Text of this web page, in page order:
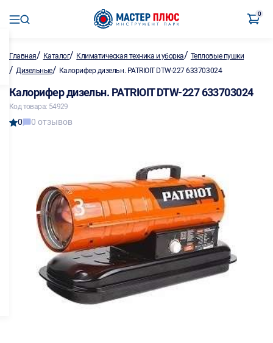
0
Главная/ Каталог/ Климатическая техника и уборка/ Тепловые пушки
/ Дизельные/ Калорифер дизельн. PATRIOIT DTW-227 633703024
Калорифер дизельн. PATRIOIT DTW-227 633703024
Код товара: 54929
0 0 отзывов